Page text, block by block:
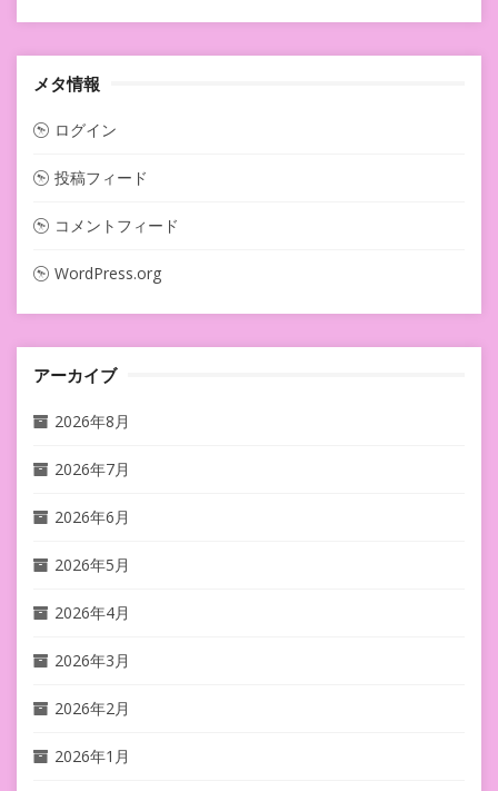
メタ情報
ログイン
投稿フィード
コメントフィード
WordPress.org
アーカイブ
2026年8月
2026年7月
2026年6月
2026年5月
2026年4月
2026年3月
2026年2月
2026年1月